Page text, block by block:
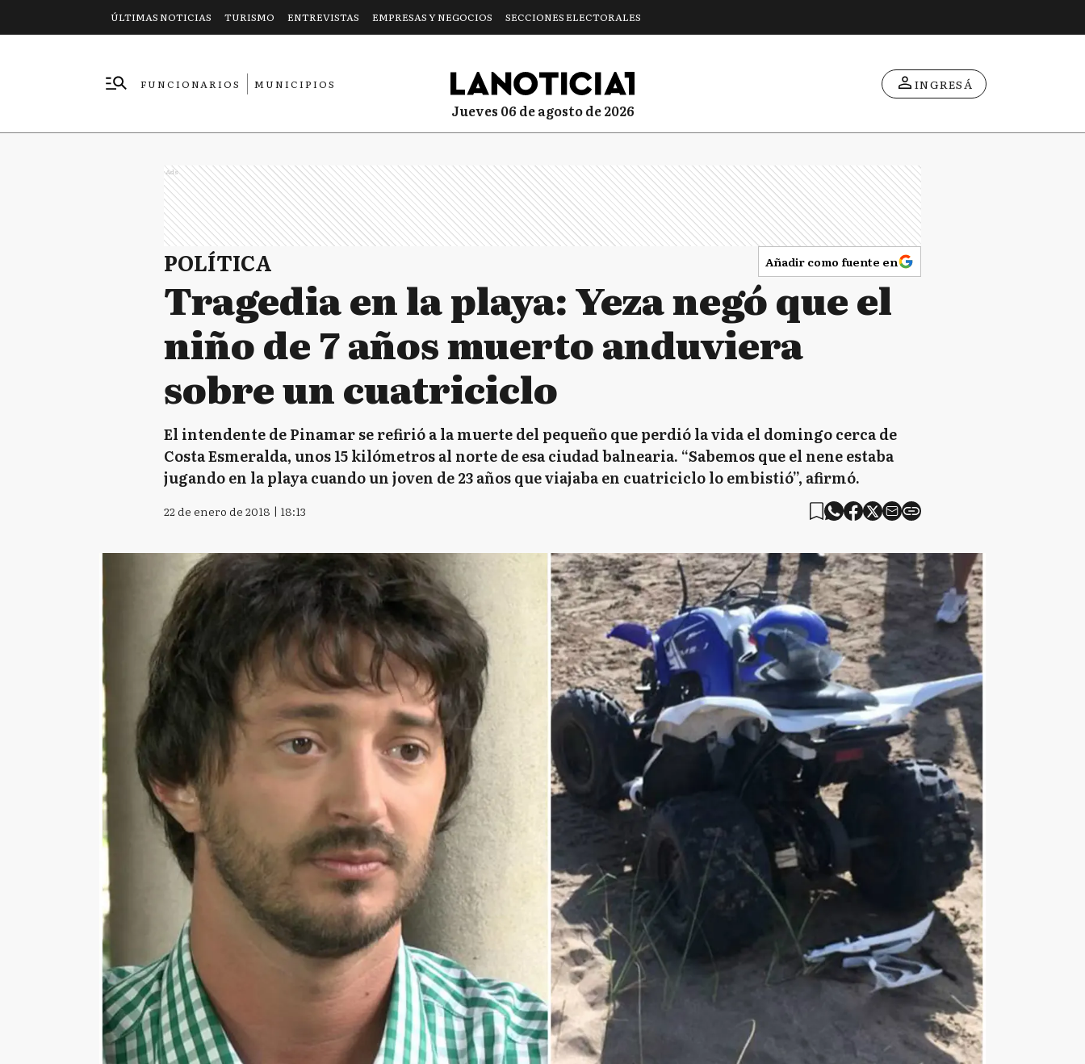
ÚLTIMAS NOTICIAS TURISMO ENTREVISTAS EMPRESAS Y NEGOCIOS SECCIONES ELECTORALES
FUNCIONARIOS
MUNICIPIOS
jueves 06 de agosto de 2026
INGRESÁ
Ads
POLÍTICA Añadir como fuente en
Tragedia en la playa: Yeza negó que el
niño de 7 años muerto anduviera
sobre un cuatriciclo
El intendente de Pinamar se refirió a la muerte del pequeño que perdió la vida el domingo cerca de
Costa Esmeralda, unos 15 kilómetros al norte de esa ciudad balnearia. “Sabemos que el nene estaba
jugando en la playa cuando un joven de 23 años que viajaba en cuatriciclo lo embistió”, afirmó.
22 de enero de 2018 | 18:13